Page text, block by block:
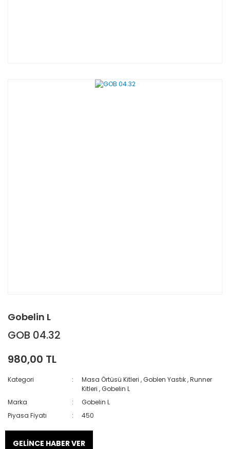
Gobelin L
GOB 04.32
980,00 TL
Kategori Masa Örtüsü Kitleri ,Goblen Yastık,Runner
Kitleri ,Gobelin L
Marka
Gobelin L
Piyasa Fiyatı
450
GELİNCE HABER VER